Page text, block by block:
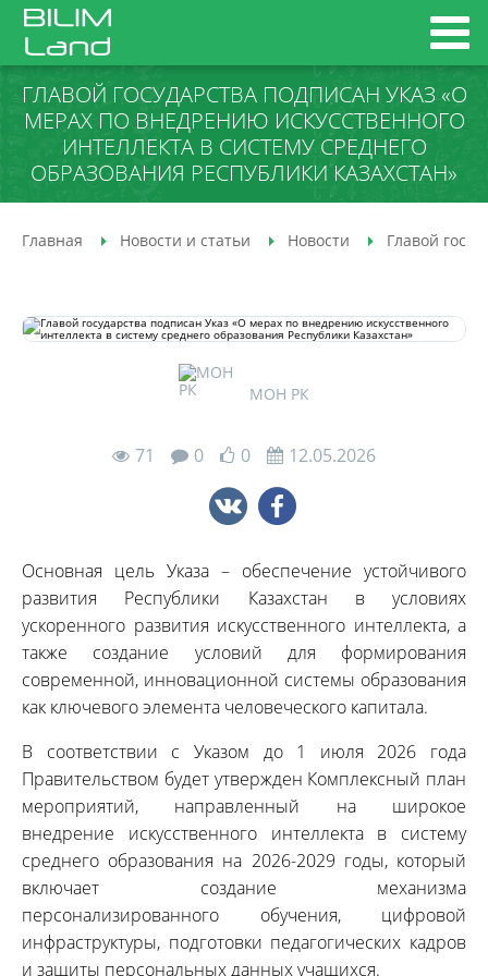
ГЛАВОЙ ГОСУДАРСТВА ПОДПИСАН УКАЗ «О
МЕРАХ ПО ВНЕДРЕНИЮ ИСКУССТВЕННОГО
ИНТЕЛЛЕКТА В СИСТЕМУ СРЕДНЕГО
ОБРАЗОВАНИЯ РЕСПУБЛИКИ КАЗАХСТАН»
Главная Новости и статьи Новости Главой
МОН РК
71 0 0 12.05.2026
Основная цель Указа – обеспечение устойчивого
развития Республики Казахстан в условиях
ускоренного развития искусственного интеллекта, а
также создание условий для формирования
современной, инновационной системы образования
как ключевого элемента человеческого капитала.
В соответствии с Указом до 1 июля 2026 года
Правительством будет утвержден Комплексный план
мероприятий, направленный на широкое
внедрение искусственного интеллекта в систему
среднего образования на 2026-2029 годы, который
включает создание механизма
персонализированного обучения, цифровой
инфраструктуры, подготовки педагогических кадров
и защиты персональных данных учащихся.